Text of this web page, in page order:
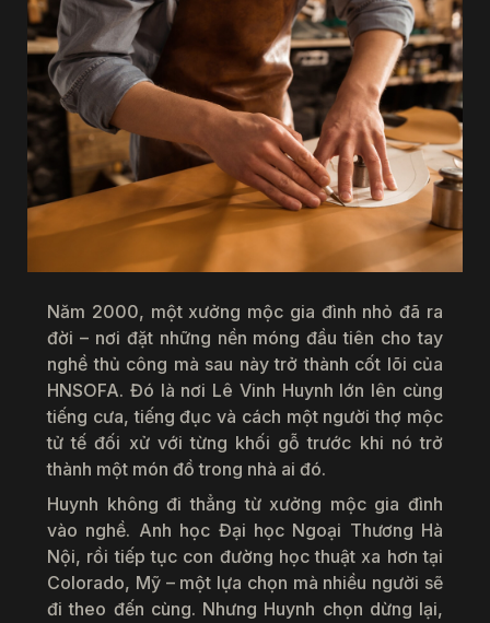
Năm 2000, một xưởng mộc gia đình nhỏ đã ra
đời – nơi đặt những nền móng đầu tiên cho tay
nghề thủ công mà sau này trở thành cốt lõi của
HNSOFA. Đó là nơi Lê Vinh Huynh lớn lên cùng
tiếng cưa, tiếng đục và cách một người thợ mộc
tử tế đối xử với từng khối gỗ trước khi nó trở
thành một món đồ trong nhà ai đó.
Huynh không đi thẳng từ xưởng mộc gia đình
vào nghề. Anh học Đại học Ngoại Thương Hà
Nội, rồi tiếp tục con đường học thuật xa hơn tại
Colorado, Mỹ – một lựa chọn mà nhiều người sẽ
đi theo đến cùng. Nhưng Huynh chọn dừng lại,